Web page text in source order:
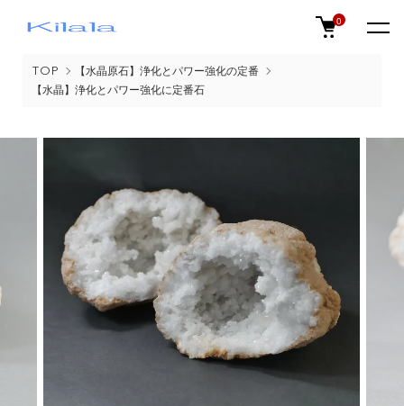
0
TOP
【水晶原石】浄化とパワー強化の定番
【水晶】浄化とパワー強化に定番石